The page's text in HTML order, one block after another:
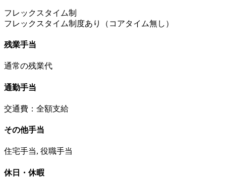
フレックスタイム制
フレックスタイム制度あり（コアタイム無し）
残業手当
通常の残業代
通勤手当
交通費：全額支給
その他手当
住宅手当, 役職手当
休日・休暇